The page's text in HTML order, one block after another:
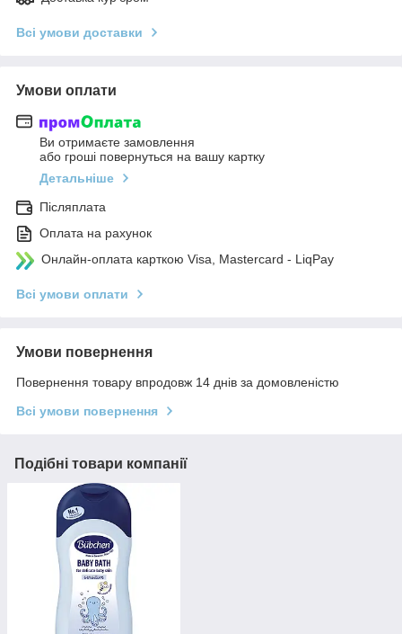
Всі умови доставки
Умови оплати
Ви отримаєте замовлення
або гроші повернуться на вашу картку
Детальніше
Післяплата
Оплата на рахунок
Онлайн-оплата карткою Visa, Mastercard - LiqPay
Всі умови оплати
Умови повернення
Повернення товару впродовж 14 днів за домовленістю
Всі умови повернення
Подібні товари компанії